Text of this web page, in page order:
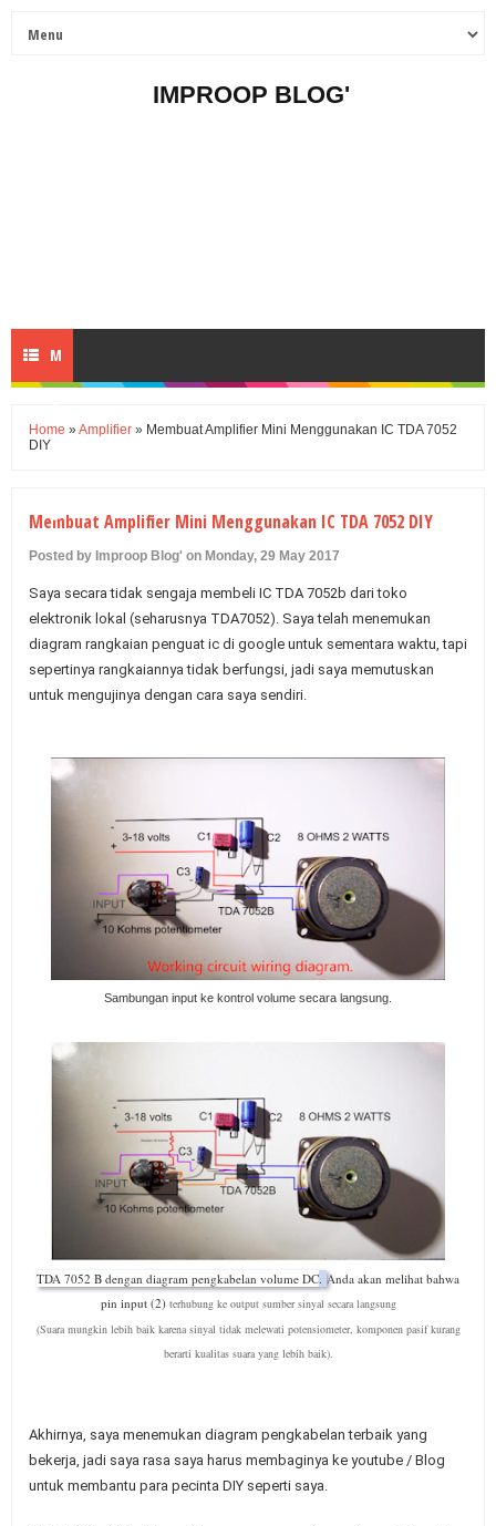
IMPROOP BLOG'
M
U
Home »Amplifier » Membuat Amplifier Mini Menggunakan IC TDA 7052
DIY
Membuat Amplifier Mini Menggunakan IC TDA 7052 DIY
Posted by Improop Blog' on Monday, 29 May 2017
Saya secara tidak sengaja membeli IC TDA 7052b dari toko
elektronik lokal (seharusnya TDA7052). Saya telah menemukan
diagram rangkaian penguat ic di google untuk sementara waktu, tapi
sepertinya rangkaiannya tidak berfungsi, jadi saya memutuskan
untuk mengujinya dengan cara saya sendiri.
Sambungan input ke kontrol volume secara langsung.
TDA 7052 B dengan diagram pengkabelan volume DC. Anda akan melihat bahwa
pin input (2)terhubung ke output sumber sinyal secara langsung
(Suara mungkin lebih baik karena sinyal tidak melewati potensiometer, komponen pasif kurang
berarti kualitas suara yang lebih baik).
Akhirnya, saya menemukan diagram pengkabelan terbaik yang
bekerja, jadi saya rasa saya harus membaginya ke youtube / Blog
untuk membantu para pecinta DIY seperti saya.